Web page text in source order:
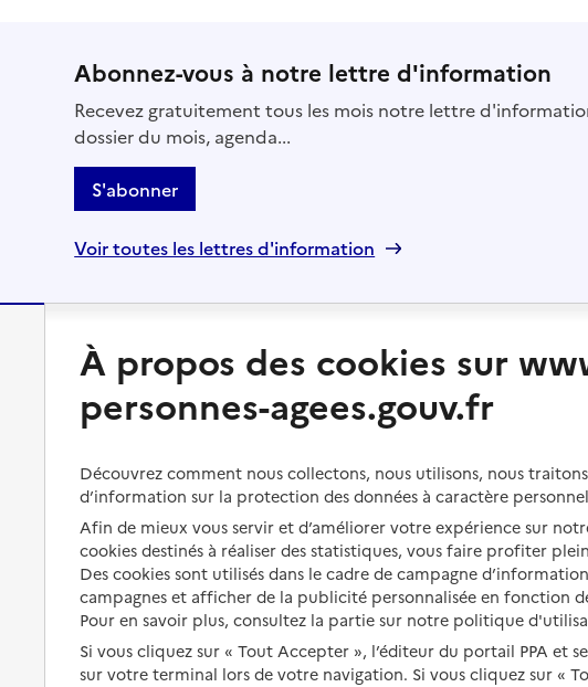
Abonnez-vous à notre lettre d'information
Recevez gratuitement tous les mois notre lettre
dossier du mois, agenda...
S'abonner
Voir toutes les lettres d'information
Préserver son autonomie
Perte d'autonomie : évaluation
et droits
Aménager son logement et
s'équiper
Préserver son autonomie et sa
santé
Organiser à l'avance sa propre
protection
Les mesures de protection
Vivre à domicile
Bénéficier d'aide à domicile
Aides financières
Solutions d'accueil temporaire
Partager son logement
Vivre à domicile avec une
maladie ou un handicap
services
Vivre
Vivre en
Autres
À propos des cookies sur
personnes-agees.gouv.fr
Découvrez comment nous collectons, nous utilisons, nous
d’information sur la protection des données à caractère
Afin de mieux vous servir et d’améliorer votre expérience sur
cookies destinés à réaliser des statistiques, vous faire profiter
Des cookies sont utilisés dans le cadre de campagne
campagnes et afficher de la publicité personnalisée en fonction
Pour en savoir plus, consultez la partie sur notre politique
Si vous cliquez sur « Tout Accepter », l’éditeur du portail PPA et
sur votre terminal lors de votre navigation. Si vous cliquez sur «